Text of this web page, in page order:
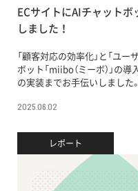
ECサイトにAIチャット
しました！
「顧客対応の効率化」と「ユ
ボット「miibo（ミーボ）」の
の実装までお手伝いしました。
2025.06.02
レポート